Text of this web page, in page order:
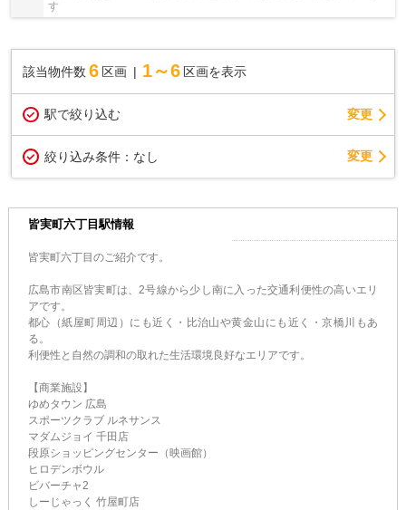
す
該当物件数 6 区画 1～6 区画を表示
駅で絞り込む 変更
絞り込み条件： なし 変更
皆実町六丁目駅情報
皆実町六丁目のご紹介です。
広島市南区皆実町は、2号線から少し南に入った交通利便性の高いエリ
アです。
都心（紙屋町周辺）にも近く・比治山や黄金山にも近く・京橋川もあ
る。
利便性と自然の調和の取れた生活環境良好なエリアです。
【商業施設】
ゆめタウン 広島
スポーツクラブ ルネサンス
マダムジョイ 千田店
段原ショッピングセンター（映画館）
ヒロデンボウル
ビバーチャ2
しーじゃっく 竹屋町店